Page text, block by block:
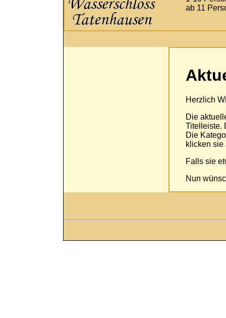
ab 11
Herzlich
Die
Titelleiste.
Die
klicken sie
Falls sie
Nun